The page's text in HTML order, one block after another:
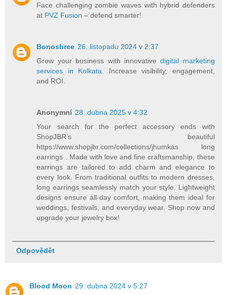
Face challenging zombie waves with hybrid defenders
at PVZ Fusion – defend smarter!
Bonoshree 26. listopadu 2024 v 2:37
Grow your business with innovativedigital marketing
services in Kolkata . Increase visibility, engagement,
and ROI.
Anonymní 28. dubna 2025 v 4:32
Your search for the perfect accessory ends with
ShopJBR’s beautiful
https://www.shopjbr.com/collections/jhumkas long
earrings . Made with love and fine craftsmanship, these
earrings are tailored to add charm and elegance to
every look. From traditional outfits to modern dresses,
long earrings seamlessly match your style. Lightweight
designs ensure all-day comfort, making them ideal for
weddings, festivals, and everyday wear. Shop now and
upgrade your jewelry box!
Odpovědět
Blood Moon 29. dubna 2024 v 5:27